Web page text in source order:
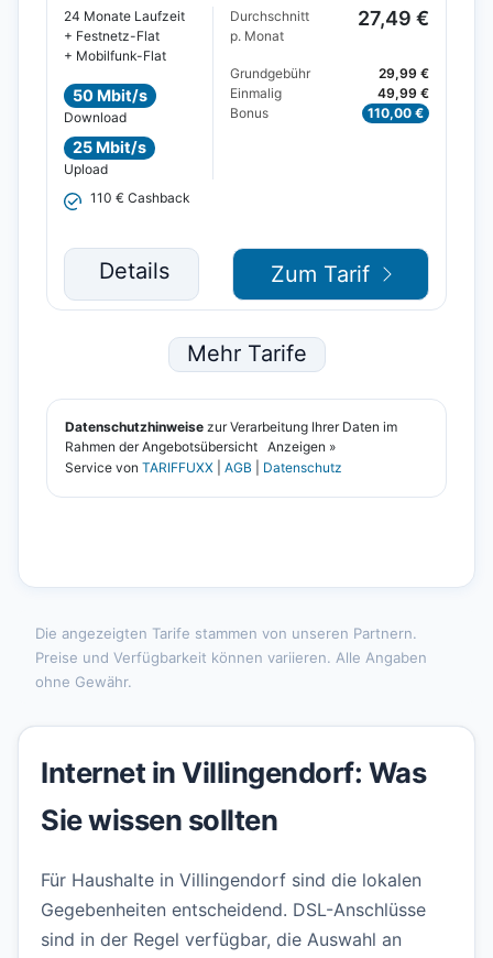
Die angezeigten Tarife stammen von unseren Partnern.
Preise und Verfügbarkeit können variieren. Alle Angaben
ohne Gewähr.
Internet in Villingendorf: Was
Sie wissen sollten
Für Haushalte in Villingendorf sind die lokalen
Gegebenheiten entscheidend. DSL-Anschlüsse
sind in der Regel verfügbar, die Auswahl an